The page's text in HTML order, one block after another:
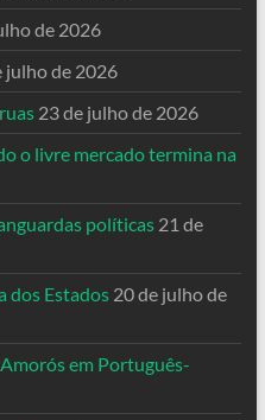
de 2026
julho de 2026
23 de julho de 2026
o livre mercado termina na
políticas 21 de
dos Estados 20 de julho de
em Português-